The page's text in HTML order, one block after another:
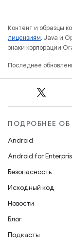
Контент и образцы
лицензиям. Java и
знаки корпорации
Последнее
ПОДРОБНЕЕ ОБ
Android
Android for
Безопасность
Исходный код
Новости
Блог
Подкасты